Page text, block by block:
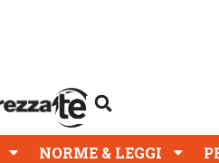
NORME & LEGGI